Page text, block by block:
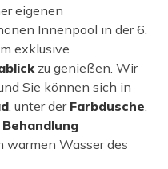
eigenen
Innenpool in der 6.
exklusive
zu genießen. Wir
Sie können sich in
, unter der Farbdusche,
Behandlung
warmen Wasser des